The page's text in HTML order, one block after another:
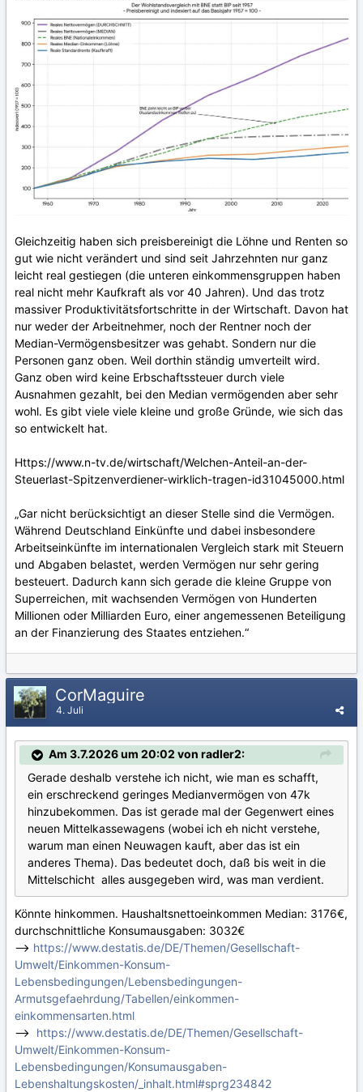
Gleichzeitig haben sich preisbereinigt die Löhne und Renten so
gut wie nicht verändert und sind seit Jahrzehnten nur ganz
leicht real gestiegen (die unteren einkommensgruppen haben
real nicht mehr Kaufkraft als vor 40 Jahren). Und das trotz
massiver Produktivitätsfortschritte in der Wirtschaft. Davon hat
nur weder der Arbeitnehmer, noch der Rentner noch der
Median-Vermögensbesitzer was gehabt. Sondern nur die
Personen ganz oben. Weil dorthin ständig umverteilt wird.
Ganz oben wird keine Erbschaftssteuer durch viele
Ausnahmen gezahlt, bei den Median vermögenden aber sehr
wohl. Es gibt viele viele kleine und große Gründe, wie sich das
so entwickelt hat.
Https://www.n-tv.de/wirtschaft/Welchen-Anteil-an-der-
Steuerlast-Spitzenverdiener-wirklich-tragen-id31045000.html
„Gar nicht berücksichtigt an dieser Stelle sind die Vermögen.
Während Deutschland Einkünfte und dabei insbesondere
Arbeitseinkünfte im internationalen Vergleich stark mit Steuern
und Abgaben belastet, werden Vermögen nur sehr gering
besteuert. Dadurch kann sich gerade die kleine Gruppe von
Superreichen, mit wachsenden Vermögen von Hunderten
Millionen oder Milliarden Euro, einer angemessenen Beteiligung
an der Finanzierung des Staates entziehen.“
CorMaguire
4. Juli
Am 3.7.2026 um 20:02 von radler2:
Gerade deshalb verstehe ich nicht, wie man es schafft,
ein erschreckend geringes Medianvermögen von 47k
hinzubekommen. Das ist gerade mal der Gegenwert eines
neuen Mittelkassewagens (wobei ich eh nicht verstehe,
warum man einen Neuwagen kauft, aber das ist ein
anderes Thema). Das bedeutet doch, daß bis weit in die
Mittelschicht alles ausgegeben wird, was man verdient.
Könnte hinkommen. Haushaltsnettoeinkommen Median: 3176€,
durchschnittliche Konsumausgaben: 3032€
--> https://www.destatis.de/DE/Themen/Gesellschaft-
Umwelt/Einkommen-Konsum-
Lebensbedingungen/Lebensbedingungen-
Armutsgefaehrdung/Tabellen/einkommen-
einkommensarten.html
--> https://www.destatis.de/DE/Themen/Gesellschaft-
Umwelt/Einkommen-Konsum-
Lebensbedingungen/Konsumausgaben-
Lebenshaltungskosten/_inhalt.html#sprg234842